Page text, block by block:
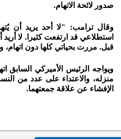
صدور لائحة الاتهام.
وقال ترامب: "لا أحد يريد أن
استطلاعي قد ارتفعت كثيرا. لا
قبل. مررت بحياتي كلها دون اتهام،
ويواجه الرئيس الأميركي السابق
منزله، والاعتداء على عدد من
الإفشاء عن علاقة جمعتهما.